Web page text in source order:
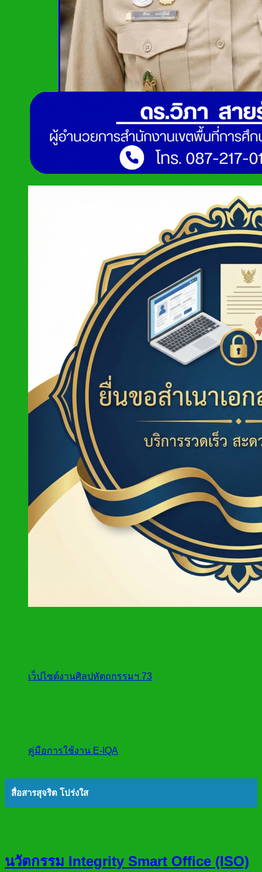
เว็ปไซต์งานศิลปหัตถกรรมฯ 73
คู่มือการใช้งาน E-IQA
สื่อสารสุจริต โปร่งใส
นวัตกรรม Integrity Smart Office (ISO)